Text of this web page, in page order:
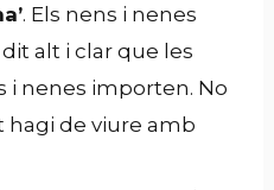
. Els nens i nenes
alt i clar que les
i nenes importen. No
hagi de viure amb